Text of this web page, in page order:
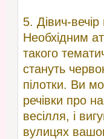
5. Дівич-вечір
Необхідним
такого
стануть
пілотки. Ви
речівки про
весілля, і
вулицях